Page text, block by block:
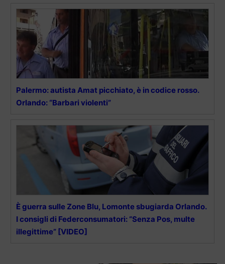
Palermo: autista Amat picchiato, è in codice rosso.
Orlando: “Barbari violenti”
È guerra sulle Zone Blu, Lomonte sbugiarda Orlando.
I consigli di Federconsumatori: “Senza Pos, multe
illegittime” [VIDEO]